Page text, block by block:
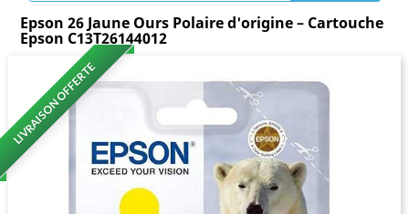
Epson 26 Jaune Ours Polaire d'origine – Cartouche
Epson C13T26144012
LIVRAISON OFFERTE